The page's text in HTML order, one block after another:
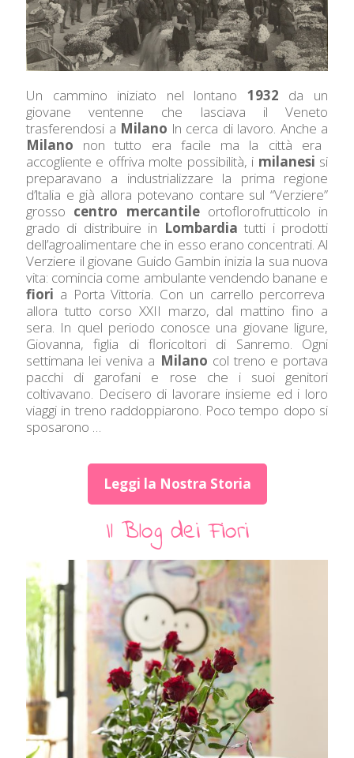
Un cammino iniziato nel lontano 1932 da un
giovane ventenne che lasciava il Veneto
trasferendosi a Milano ln cerca di lavoro. Anche a
Milano non tutto era facile ma la città era
accogliente e offriva molte possibilità, i milanesi si
preparavano a industrializzare la prima regione
d’ltalia e già allora potevano contare sul “Verziere”
grosso centro mercantileortoflorofrutticolo in
grado di distribuire in Lombardia tutti i prodotti
dell’agroalimentare che in esso erano concentrati. Al
Verziere il giovane Guido Gambin inizia la sua nuova
vita: comincia come ambulante vendendo banane e
fiori a Porta Vittoria. Con un carrello percorreva
allora tutto corso XXII marzo, dal mattino fino a
sera. In quel periodo conosce una giovane ligure,
Giovanna, figlia di floricoltori di Sanremo. Ogni
settimana lei veniva a Milano col treno e portava
pacchi di garofani e rose che i suoi genitori
coltivavano. Decisero di lavorare insieme ed i loro
viaggi in treno raddoppiarono. Poco tempo dopo si
sposarono …
Leggi la Nostra Storia
Il Blog dei Fiori